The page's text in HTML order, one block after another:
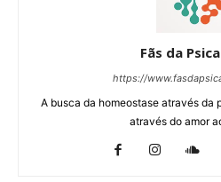
Fãs da
https://
A busca da homeostase através da
através do amor